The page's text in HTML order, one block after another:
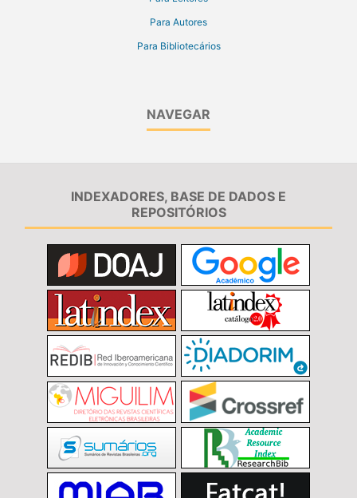
Para Autores
Para Bibliotecários
NAVEGAR
INDEXADORES, BASE DE DADOS E
REPOSITÓRIOS